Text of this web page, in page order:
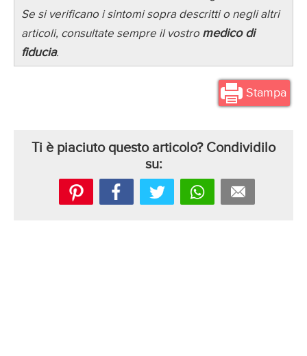
Se si verificano i sintomi sopra descritti o negli altri
articoli, consultate sempre il vostro medico di
fiducia.
Stampa
Ti è piaciuto questo articolo? Condividilo
su: